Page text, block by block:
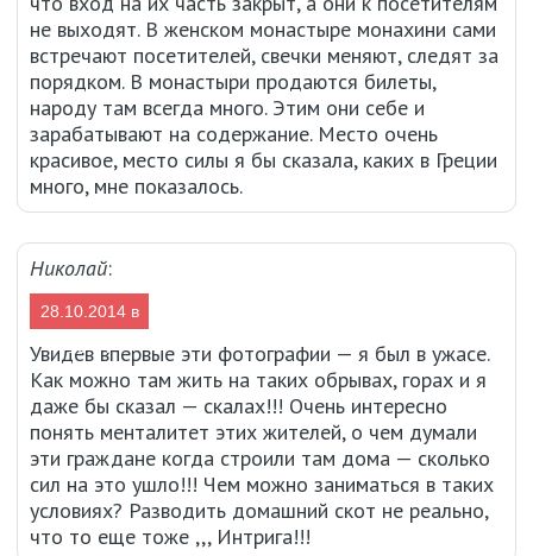
не выходят. В женском монастыре монахини сами
встречают посетителей, свечки меняют, следят за
порядком. В монастыри продаются билеты,
народу там всегда много. Этим они себе и
зарабатывают на содержание. Место очень
красивое, место силы я бы сказала, каких в Греции
много, мне показалось.
Николай:
28.10.2014 в
10:44
Увидев впервые эти фотографии — я был в ужасе.
Как можно там жить на таких обрывах, горах и я
даже бы сказал — скалах!!! Очень интересно
понять менталитет этих жителей, о чем думали
эти граждане когда строили там дома — сколько
сил на это ушло!!! Чем можно заниматься в таких
условиях? Разводить домашний скот не реально,
что то еще тоже ,,, Интрига!!!